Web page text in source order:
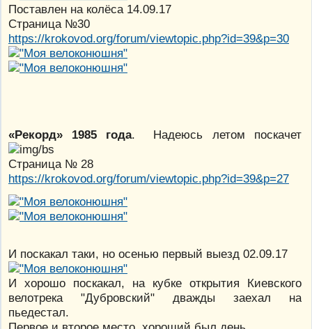
Поставлен на колёса 14.09.17
Страница №30
https://krokovod.org/forum/viewtopic.php?id=39&p=30
«Рекорд» 1985 года. Надеюсь летом поскачет
Страница № 28
https://krokovod.org/forum/viewtopic.php?id=39&p=27
И поскакал таки, но осенью первый выезд 02.09.17
И хорошо поскакал, на кубке открытия Киевского
велотрека "Дубровский" дважды заехал на
пьедестал.